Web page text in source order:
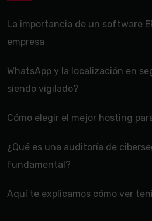
La importancia de un software
empresa
WhatsApp y la localización en
siendo vigilado?
Cómo elegir el mejor hosting
¿Qué es una auditoría de
fundamental?
Aquí te explicamos cómo ver